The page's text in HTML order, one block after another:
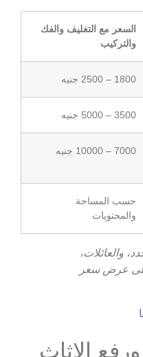
السعر مع التغليف والفك
والتركيب
1800 – 2500 جنيه
3500 – 5000 جنيه
7000 – 10000 جنيه
حسب المساحة
والمحتويات
والعائلات،
عرض سعر
الاثاث